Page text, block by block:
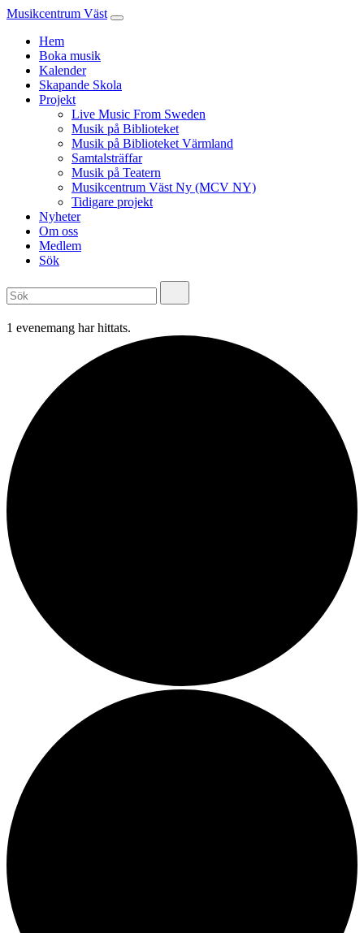
Musikcentrum Väst
Hem
Boka musik
Kalender
Skapande Skola
Projekt
Live Music From Sweden
Musik på Biblioteket
Musik på Biblioteket Värmland
Samtalsträffar
Musik på Teatern
Musikcentrum Väst Ny (MCV NY)
Tidigare projekt
Nyheter
Om oss
Medlem
Sök
1 evenemang har hittats.